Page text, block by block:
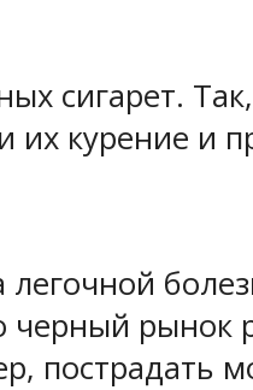
сигарет.
их курение и
рынок
пострадать